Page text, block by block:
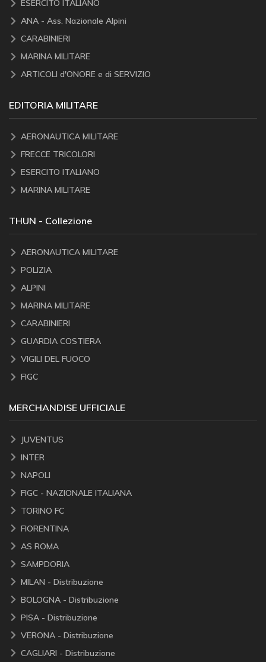
ESERCITO ITALIANO
ANA - Ass. Nazionale Alpini
CARABINIERI
MARINA MILITARE
ARTICOLI d'ONORE e di SERVIZIO
EDITORIA MILITARE
AERONAUTICA MILITARE
FRECCE TRICOLORI
ESERCITO ITALIANO
MARINA MILITARE
THUN - Collezione
AERONAUTICA MILITARE
POLIZIA
ALPINI
MARINA MILITARE
CARABINIERI
GUARDIA COSTIERA
VIGILI DEL FUOCO
FIGC
MERCHANDISE UFFICIALE
JUVENTUS
INTER
NAPOLI
FIGC - NAZIONALE ITALIANA
TORINO FC
FIORENTINA
AS ROMA
SAMPDORIA
MILAN - Distribuzione
BOLOGNA - Distribuzione
PISA - Distribuzione
VERONA - Distribuzione
CAGLIARI - Distribuzione